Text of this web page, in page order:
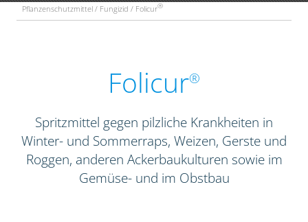
Pflanzenschutzmittel / Fungizid / Folicur®
Folicur®
Spritzmittel gegen pilzliche Krankheiten in
Winter- und Sommerraps, Weizen, Gerste und
Roggen, anderen Ackerbaukulturen sowie im
Gemüse- und im Obstbau